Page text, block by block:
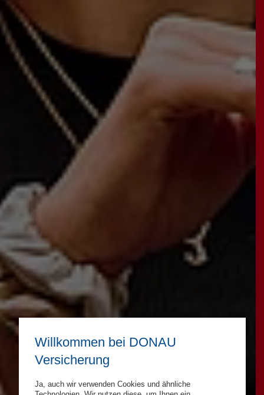
Willkommen bei DONAU
Versicherung
Ja, auch wir verwenden Cookies und ähnliche